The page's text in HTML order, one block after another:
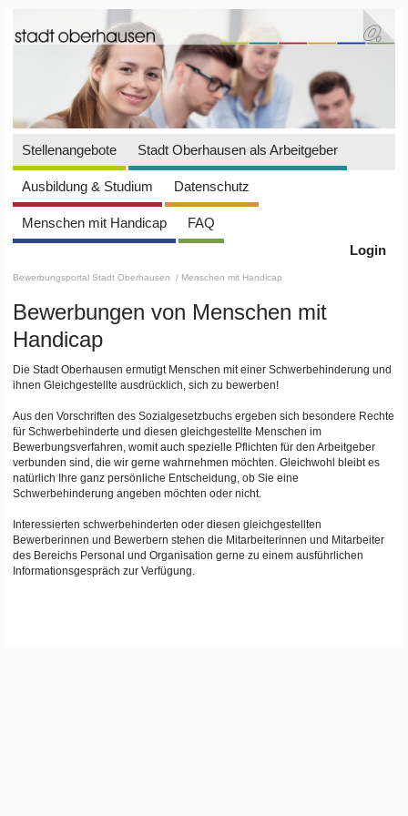
Stellenangebote Stadt Oberhausen als Arbeitgeber
Ausbildung & Studium Datenschutz
Menschen mit Handicap
FAQ
Login
Bewerbungsportal Stadt Oberhausen / Menschen mit Handicap
Bewerbungen von Menschen mit
Handicap
Die Stadt Oberhausen ermutigt Menschen mit einer Schwerbehinderung und
ihnen Gleichgestellte ausdrücklich, sich zu bewerben!
Aus den Vorschriften des Sozialgesetzbuchs ergeben sich besondere Rechte
für Schwerbehinderte und diesen gleichgestellte Menschen im
Bewerbungsverfahren, womit auch spezielle Pflichten für den Arbeitgeber
verbunden sind, die wir gerne wahrnehmen möchten. Gleichwohl bleibt es
natürlich Ihre ganz persönliche Entscheidung, ob Sie eine
Schwerbehinderung angeben möchten oder nicht.
Interessierten schwerbehinderten oder diesen gleichgestellten
Bewerberinnen und Bewerbern stehen die Mitarbeiterinnen und Mitarbeiter
des Bereichs Personal und Organisation gerne zu einem ausführlichen
Informationsgespräch zur Verfügung.